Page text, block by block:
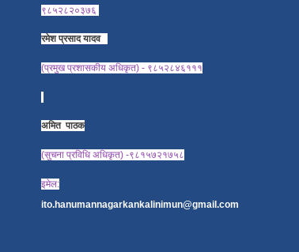
९८५२८२०३७६
रमेश प्रसाद यादव
(प्रमुख प्रशासकीय अधिकृत) - ९८५२८४६१११
अमित पाठक
(सुचना प्रविधि अधिकृत) -९८१५७२१७५८
इमेल:
ito.hanumannagarkankalinimun@gmail.com